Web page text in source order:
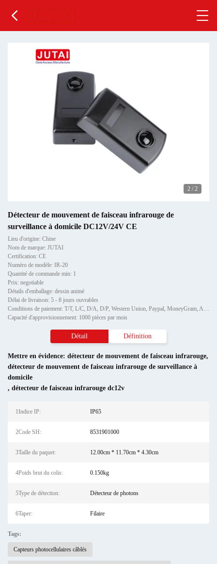
2 / 2
Détecteur de mouvement de faisceau infrarouge de
surveillance à domicile DC12V/24V CE
Lieu d'origine: Chine
Nom de marque: JUTAI
Certification: CE
Numéro de modèle: IR-20
Quantité de commande min: 1
Prix: negotiable
Détails d'emballage: dessin animé
Délai de livraison: 5 - 8 jours ouvrables
Conditions de paiement: T/T, L/C, D/A, D/P, Western Union, Paypal, MoneyGram, Alipay
Capacité d'approvisionnement: 1000 pièces par mois
Détail Définition
Mettre en évidence: détecteur de mouvement de faisceau infrarouge,
détecteur de mouvement de faisceau infrarouge de surveillance à
domicile
, détecteur de faisceau infrarouge dc12v
1Indice IP: IP65
2Code SH: 8531901000
3Taille du paquet: 12.00cm * 11.70cm * 4.30cm
4Poids brut du colis: 0.150kg
5Type de détection: Détecteur de photons
6Taper: Filaire
Tags:
Capteurs photocellulaires câblés